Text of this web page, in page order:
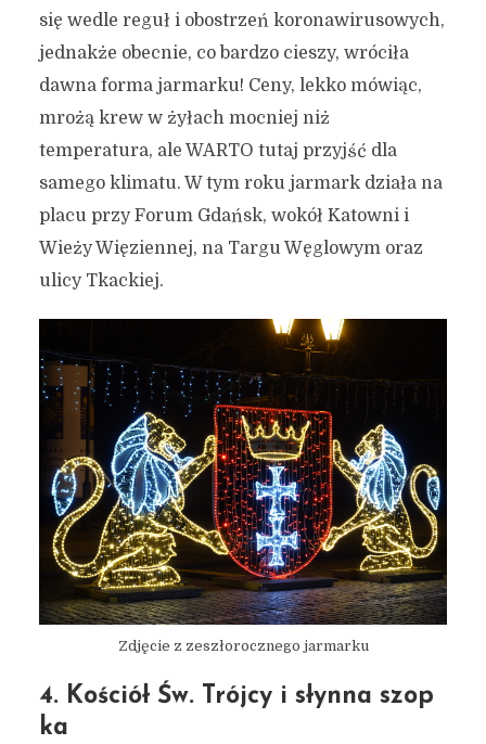
się wedle reguł i obostrzeń koronawirusowych,
jednakże obecnie, co bardzo cieszy, wróciła
dawna forma jarmarku! Ceny, lekko mówiąc,
mrożą krew w żyłach mocniej niż
temperatura, ale WARTO tutaj przyjść dla
samego klimatu. W tym roku jarmark działa na
placu przy Forum Gdańsk, wokół Katowni i
Wieży Więziennej, na Targu Węglowym oraz
ulicy Tkackiej.
Zdjęcie z zeszłorocznego jarmarku
4. Kościół Św. Trójcy i słynna szop
ka